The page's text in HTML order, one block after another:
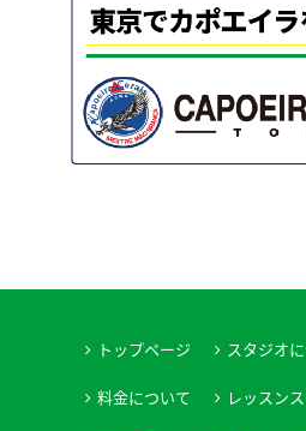
トップページ スタジオ
料金について レッスン